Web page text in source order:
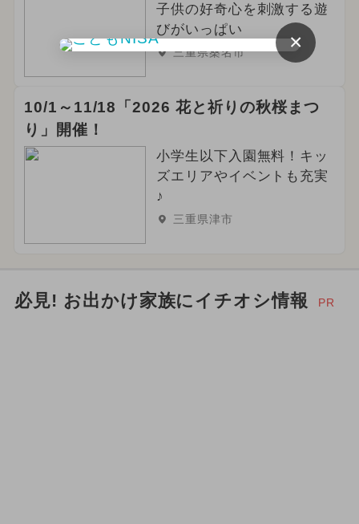
子供の好奇心を刺激する遊
びがいっぱい
三重県桑名市
10/1～11/18「2026 花と祈りの秋桜まつ
り」開催！
小学生以下入園無料！キッ
ズエリアやイベントも充実
♪
三重県津市
必見! お出かけ家族にイチオシ情報 PR
×